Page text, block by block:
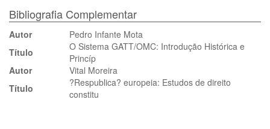
Bibliografia Complementar
Autor
Pedro Infante Mota
Título
O Sistema GATT/OMC: Introdução Histórica e
Princíp
Autor
Vital Moreira
Título
?Respublica? europeia: Estudos de direito
constitu